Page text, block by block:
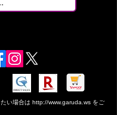
い場合は http://www.garuda.ws をご